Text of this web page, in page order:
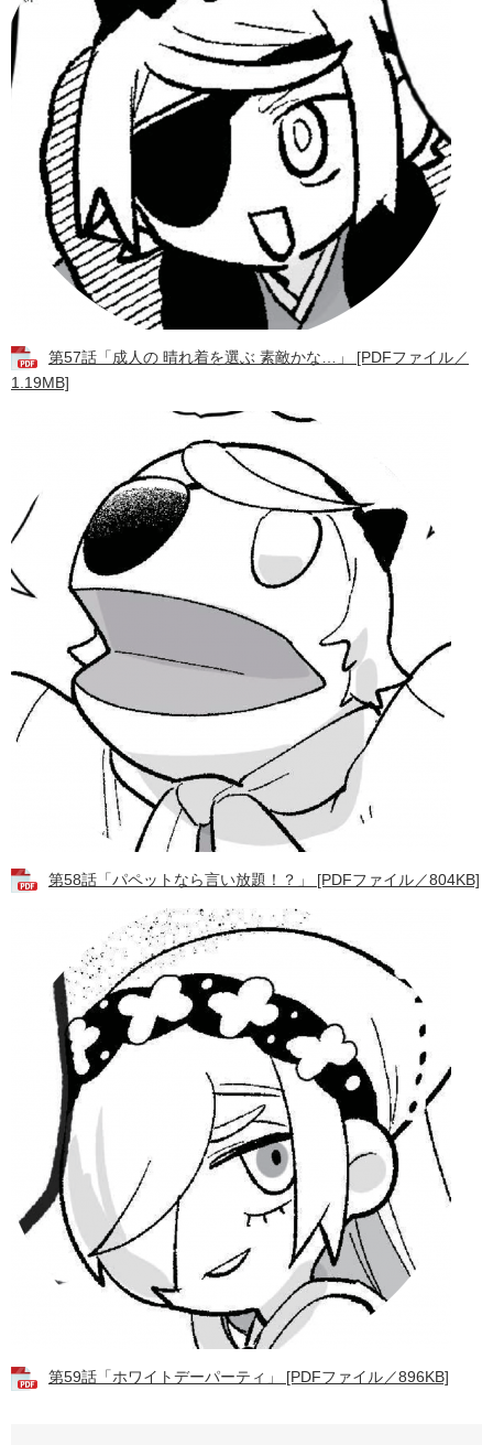
第57話「成人の 晴れ着を選ぶ 素敵かな…」 [PDFファイル／
1.19MB]
第58話「パペットなら言い放題！？」 [PDFファイル／804KB]
第59話「ホワイトデーパーティ」 [PDFファイル／896KB]